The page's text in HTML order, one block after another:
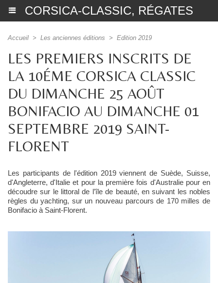
CORSICA-CLASSIC, RÉGATES
Accueil > Les anciennes éditions > Edition 2019
LES PREMIERS INSCRITS DE
LA 10ÉME CORSICA CLASSIC
DU DIMANCHE 25 AOÛT
BONIFACIO AU DIMANCHE 01
SEPTEMBRE 2019 SAINT-
FLORENT
Les participants de l'édition 2019 viennent de Suède, Suisse,
d'Angleterre, d'Italie et pour la première fois d'Australie pour en
découdre sur le littoral de l’île de beauté, en suivant les nobles
règles du yachting, sur un nouveau parcours de 170 milles de
Bonifacio à Saint-Florent.